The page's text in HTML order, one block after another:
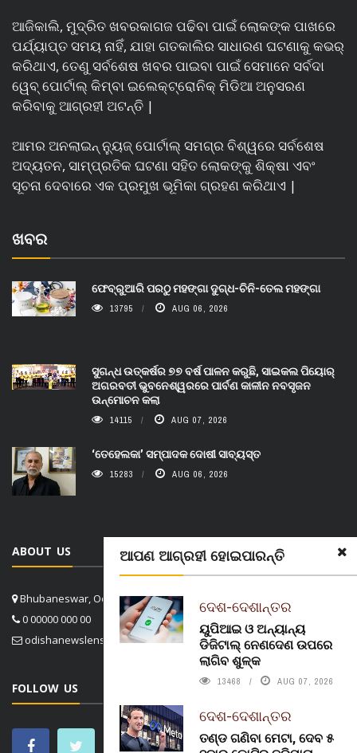
ଆପଣ ଆଗ୍ରହୀ ହୋଇପାରନ୍ତି
ଦେଶ-ଦେଶାନ୍ତର
ୟୁପିଆଇ ଓ ଅନ୍ୟାନ୍ୟ
ଡିଜିଟାଲ୍ ନେଣଦେଣ ଉପରେ
ଲାଗିବ ଶୁଳ୍କ
13468 AUG 07, 2026
ଦେଶ-ଦେଶାନ୍ତର
ତଣ୍ଡ ଗଣିବା ମେଟା, ଦେବ ୫
ଆଜିକାଲି, ମୁଦ୍ରିତ ଖବରକାଗଜ ପଢିବା ପାଇଁ ଲୋକଙ୍କ ପାଖରେ
ପର୍ଯ୍ୟାପ୍ତ ସମୟ ନାହିଁ, ଯାହା ଗତକାଲିର ସାଧାରଣ ଘଟଣାକୁ କଭର୍
କରିଥାଏ, ତେଣୁ ସର୍ବଶେଷ ଖବର ପାଇବା ପାଇଁ ସେମାନେ ସର୍ବଦା
ୱେବ୍ ପୋର୍ଟାଲ୍ କିମ୍ବା ଇଲେକ୍ଟ୍ରୋନିକ୍ ମିଡିଆ ଅନୁସରଣ
କରିବାକୁ ଆଗ୍ରହୀ ଅଟନ୍ତି |
ଆମର ଅନଲାଇନ୍ ନ୍ୟୁଜ୍ ପୋର୍ଟାଲ୍ ସମଗ୍ର ବିଶ୍ୱରେ ସର୍ବଶେଷ
ଅଦ୍ୟତନ, ସାମ୍ପ୍ରତିକ ଘଟଣା ସହିତ ଲୋକଙ୍କୁ ଶିକ୍ଷା ଏବଂ
ସୂଚନା ଦେବାରେ ଏକ ପ୍ରମୁଖ ଭୂମିକା ଗ୍ରହଣ କରିଥାଏ |
ଖବର
ଫେବ୍ରୁଆରି ପରଠୁ ମହଙ୍ଗା ଦୁଗ୍ଧ-ଚିନି-ତେଲ ମହଙ୍ଗା
13795 AUG 06, 2026
ସୁଗନ୍ଧ ଉତ୍କର୍ଷର ୭୭ ବର୍ଷ ପାଳନ କରୁଛି, ସାଇକଲ ପିୟୋର୍‌
ଅଗରବତୀ ଭୁବନେଶ୍ୱରରେ ପାର୍ବଣ କାଳୀନ ନବସୃଜନ
ଉନ୍ମୋଚନ କଲା
14115 AUG 07, 2026
‘ତେହେଲକା’ ସମ୍ପାଦକ ଦୋଷୀ ସାବ୍ୟସ୍ତ
15283 AUG 06, 2026
ABOUT US
Bhubaneswar, Odisha, India
0 00000 000 00
odishanewslens@gmail.com
FOLLOW US